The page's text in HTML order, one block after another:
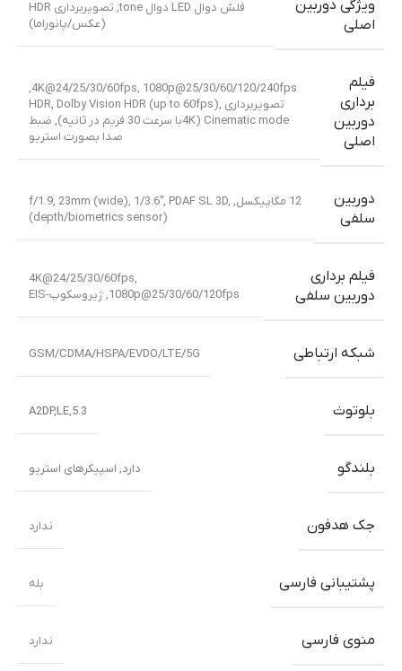
ویژگی دوربین
اصلی
فلش دوال LED دوال tone, تصویربرداری HDR
(عکس/پانوراما)
فیلم
برداری
دوربین
اصلی
4K@24/25/30/60fps, 1080p@25/30/60/120/240fps,
تصویربرداری HDR, Dolby Vision HDR (up to 60fps),
Cinematic mode (4Kبا سرعت 30 فریم در ثانیه), ضبط
صدا بصورت استریو
دوربین
سلفی
12 مگاپیکسل, f/1.9, 23mm (wide), 1/3.6″, PDAF SL 3D,
(depth/biometrics sensor)
فیلم برداری
دوربین سلفی
4K@24/25/30/60fps,
1080p@25/30/60/120fps, ژیروسکوپ-EIS
شبکه ارتباطی GSM/CDMA/HSPA/EVDO/LTE/5G
بلوتوث 5.3,A2DP,LE
بلندگو دارد, اسپیکرهای استریو
جک هدفون ندارد
پشتیبانی فارسی بله
منوی فارسی ندارد